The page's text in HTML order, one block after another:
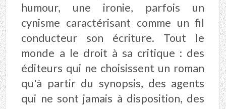
humour, une ironie, parfois un
cynisme caractérisant comme un fil
conducteur son écriture. Tout le
monde a le droit à sa critique : des
éditeurs qui ne choisissent un roman
qu'à partir du synopsis, des agents
qui ne sont jamais à disposition, des